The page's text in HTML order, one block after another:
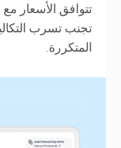
تتوافق الأسعار
تجنب تسرب
المتكررة.